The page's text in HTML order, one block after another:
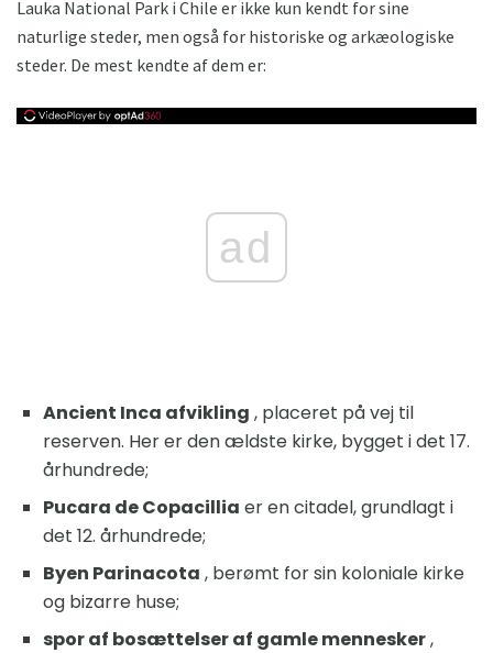
Lauka National Park i Chile er ikke kun kendt for sine
naturlige steder, men også for historiske og arkæologiske
steder. De mest kendte af dem er:
ad
Ancient Inca afvikling , placeret på vej til
reserven. Her er den ældste kirke, bygget i det 17.
århundrede;
Pucara de Copacillia er en citadel, grundlagt i
det 12. århundrede;
Byen Parinacota , berømt for sin koloniale kirke
og bizarre huse;
spor af bosættelser af gamle mennesker,